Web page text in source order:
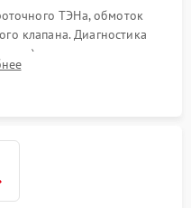
ТЭНа, обмоток
клапана. Диагностика
датчика мутности,
модуля управления.